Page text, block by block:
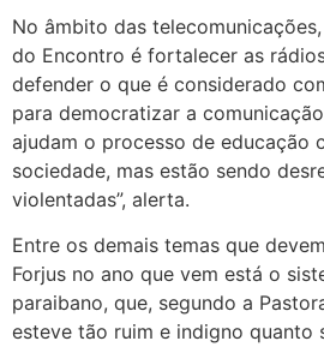
No âmbito das
do Encontro é fortalecer as
defender o que é considerado
para democratizar a
ajudam o processo de educação
sociedade, mas estão sendo
violentadas”, alerta.
Entre os demais temas que
Forjus no ano que vem está o
paraibano, que, segundo a
esteve tão ruim e indigno quanto